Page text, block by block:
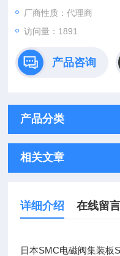
厂商性质：代理商
访问量：1891
产品咨询
产品分类
相关文章
详细介绍 在线留言
日本SMC电磁阀集装板